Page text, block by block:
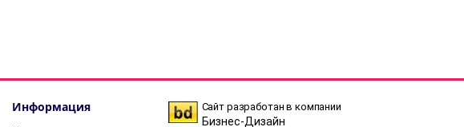
Информация Сайт разработан в компании
Бизнес-Дизайн